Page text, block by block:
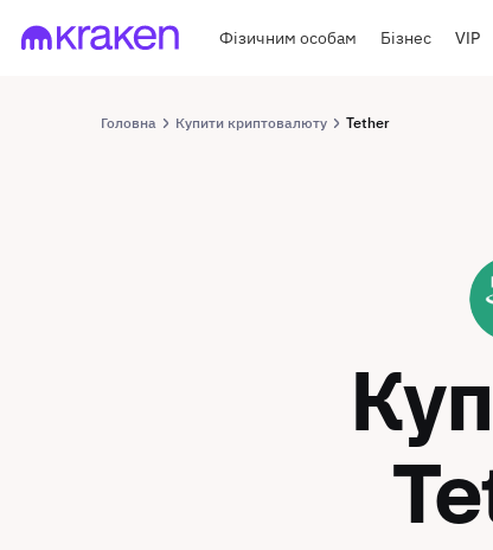
Фізичним особам Бізнес VIP
Головна Купити криптовалюту Tether